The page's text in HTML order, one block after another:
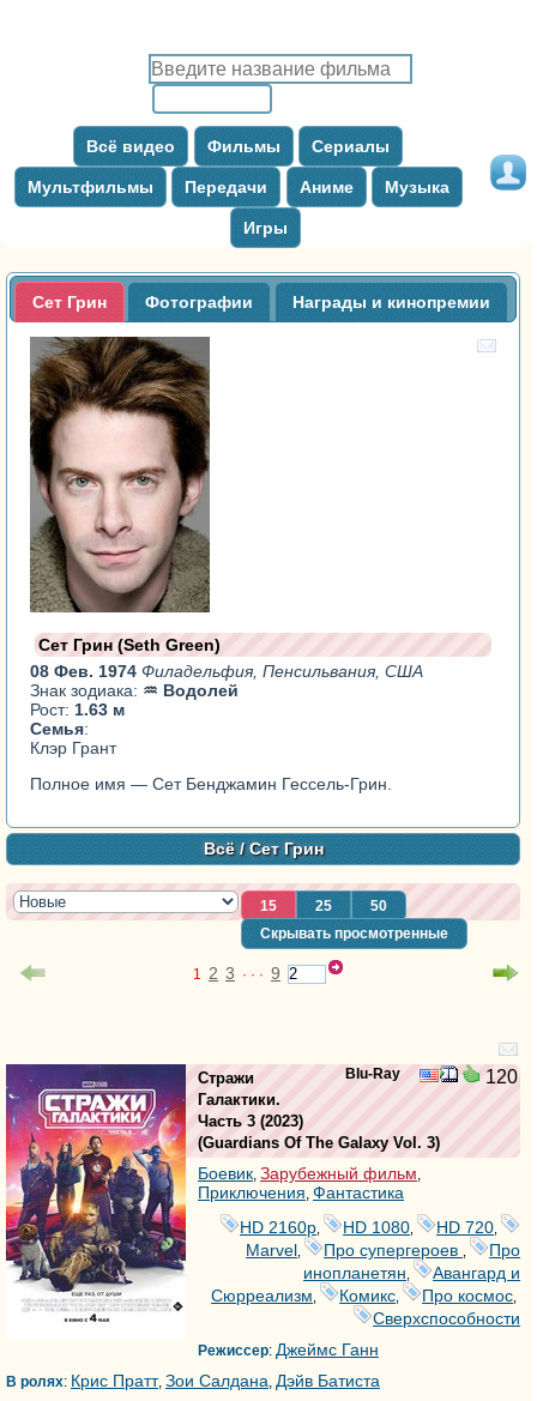
Всё видео Фильмы Сериалы
Мультфильмы Передачи Аниме Музыка
Игры
Сет Грин Фотографии Награды и кинопремии
Сет Грин (Seth Green)
08 Фев. 1974Филадельфия, Пенсильвания, США
Знак зодиака: ♒ Водолей
Рост: 1.63 м
Семья:
Клэр Грант
Полное имя — Сет Бенджамин Гессель-Грин.
Всё/ Сет Грин
15 25
50
Скрывать просмотренные
1 2 3 · · · 9
Blu-Ray 120
Стражи
Галактики.
Часть 3 (2023)
(Guardians Of The Galaxy Vol. 3)
Боевик, Зарубежный фильм,
Приключения, Фантастика
HD 2160р
HD 1080 HD 720
Marvel Про супергероев
Про
инопланетян
Авангард и
Сюрреализм
Комикс Про космос
Сверхспособности
Режиссер: Джеймс Ганн
В ролях: Крис Пратт, Зои Салдана, Дэйв Батиста